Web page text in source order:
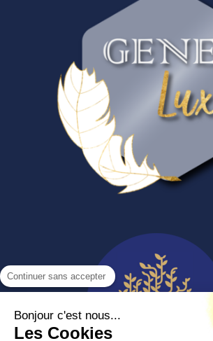
Continuer sans accepter
Bonjour c'est nous...
Les Cookies